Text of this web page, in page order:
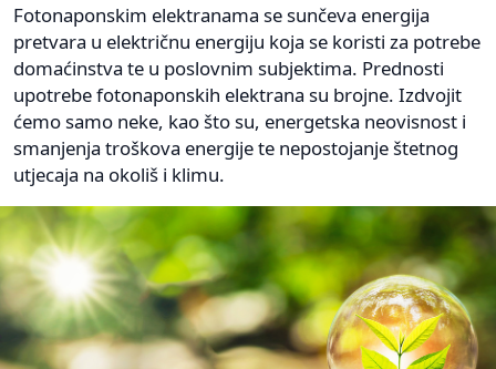
Fotonaponskim elektranama se sunčeva energija
pretvara u električnu energiju koja se koristi za potrebe
domaćinstva te u poslovnim subjektima. Prednosti
upotrebe fotonaponskih elektrana su brojne. Izdvojit
ćemo samo neke, kao što su, energetska neovisnost i
smanjenja troškova energije te nepostojanje štetnog
utjecaja na okoliš i klimu.